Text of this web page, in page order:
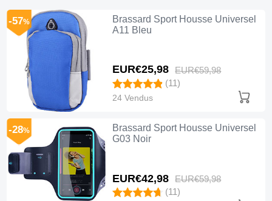
Brassard Sport Housse Universel
A11 Bleu
EUR€25,98 EUR€59,98
-57%
(11)
24 Vendus
Brassard Sport Housse Universel
G03 Noir
EUR€42,98 EUR€59,98
-28%
(11)